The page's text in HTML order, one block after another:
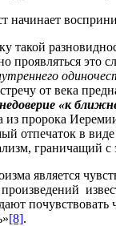
начинает
такой
проявляться это
от века
недоверие «к
из пророка
отпечаток в
граничащий с
является
[8].